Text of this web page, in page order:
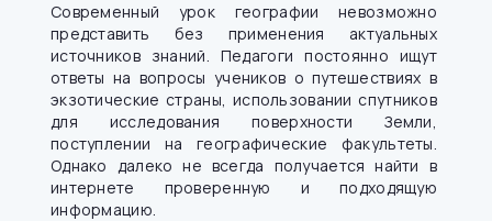
Современный урок географии невозможно
представить без применения актуальных
источников знаний. Педагоги постоянно ищут
ответы на вопросы учеников о путешествиях в
экзотические страны, использовании спутников
для исследования поверхности Земли,
поступлении на географические факультеты.
Однако далеко не всегда получается найти в
интернете проверенную и подходящую
информацию.